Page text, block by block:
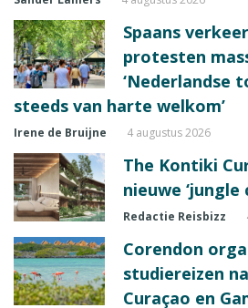
Spaans
protesten
‘Nederlandse
steeds van harte welkom’
Irene de Bruijne 4 augustus 2026
The Kontiki
nieuwe ‘jungle
Redactie Reisbizz
Corendon
studiereizen
Curaçao en